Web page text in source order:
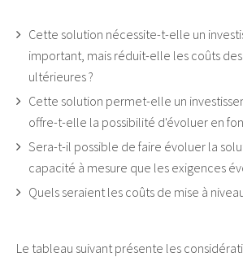
Cette solution nécessite-t-elle un
important, mais réduit-elle les coûts des
ultérieures ?
Cette solution permet-elle un
offre-t-elle la possibilité d'évoluer en
Sera-t-il possible de faire évoluer la
capacité à mesure que les exigences
Quels seraient les coûts de mise à
Le tableau suivant présente les